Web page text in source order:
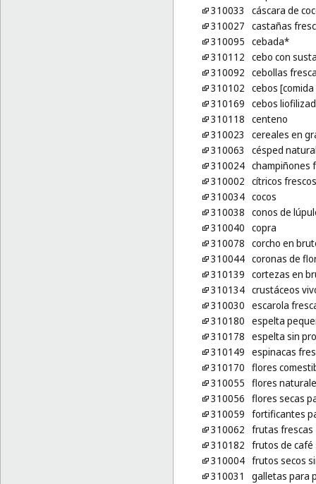
310033
cáscara de
310027 castañas
310095 cebada*
310112 cebo con
310092 cebollas
310102 cebos
310169 cebos
310118 centeno
310023
cereales en
310063
césped
310024 champiñones
310002 cítricos frescos
310034 cocos
310038 conos de
310040 copra
310078 corcho en
310044 coronas de
310139 cortezas en
310134 crustáceos
310030 escarola
310180 espelta
310178 espelta sin
310149 espinacas
310170 flores
310055 flores
310056 flores secas
310059 fortificantes
310062 frutas frescas
310182 frutos de café
310004 frutos secos
310031
galletas para